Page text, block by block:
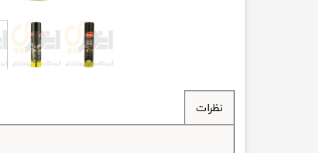
لوله
لوله
نظرات